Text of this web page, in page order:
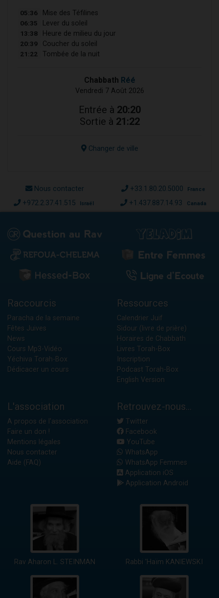
05:36 Mise des Téfilines
06:35 Lever du soleil
13:38 Heure de milieu du jour
20:39 Coucher du soleil
21:22 Tombée de la nuit
Chabbath Réé
Vendredi 7 Août 2026
Entrée à 20:20
Sortie à 21:22
Changer de ville
Nous contacter +33.1.80.20.5000 France
+972.2.37.41.515 Israël +1.437.887.14.93 Canada
Raccourcis
Paracha de la semaine
Fêtes Juives
News
Cours Mp3-Vidéo
Yéchiva Torah-Box
Dédicacer un cours
Ressources
Calendrier Juif
Sidour (livre de prière)
Horaires de Chabbath
Livres Torah-Box
Inscription
Podcast Torah-Box
English Version
L'association
A propos de l'association
Faire un don !
Mentions légales
Nous contacter
Aide (FAQ)
Retrouvez-nous...
Twitter
Facebook
YouTube
WhatsApp
WhatsApp Femmes
Application iOS
Application Android
Rav Aharon L. STEINMAN Rabbi 'Haïm KANIEWSKI